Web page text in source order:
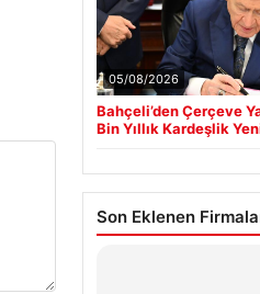
05/08/2026
Bahçeli’den Çerçeve
Bin Yıllık Kardeşlik
Son Eklenen